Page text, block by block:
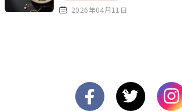
2026年04月11日